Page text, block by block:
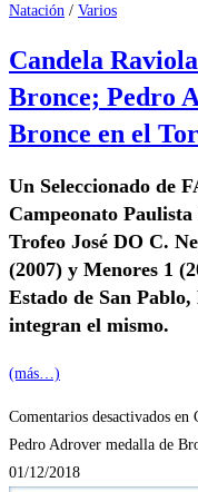
Natación / Varios
Candela
Bronce; Pedro
Bronce en el
Un Seleccionado de
Campeonato
Trofeo José DO C.
(2007) y Menores 1
Estado de San
integran el mismo.
(más…)
Comentarios desactivados en
Pedro Adrover medalla de
01/12/2018